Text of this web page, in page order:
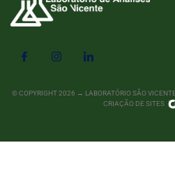
© COPYRIGHT2026 → LABORATÓRIO SÃO
CRIAÇÃO DE SITES